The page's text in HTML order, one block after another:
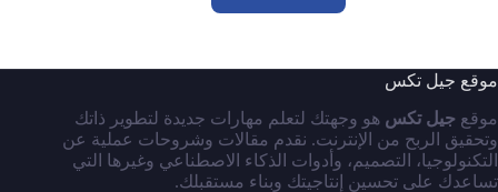
موقع جيل تكس
موقع جيل تكس هو وجهتك لتعلم مهارات جديدة لتطوير ذاتك
وتحقيق الربح من الإنترنت. نقدم مقالات وشروحات عملية عن
التكنولوجيا، التصميم، وأدوات الذكاء الاصطناعي وغيرها التي
تساعدك على تحسين إنتاجيتك وبناء مستقبلك.